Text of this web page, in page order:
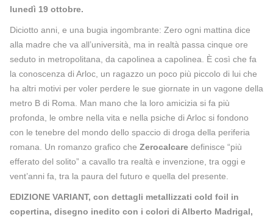
lunedì 19 ottobre.
Diciotto anni, e una bugia ingombrante: Zero ogni mattina dice
alla madre che va all’università, ma in realtà passa cinque ore
seduto in metropolitana, da capolinea a capolinea. È così che fa
la conoscenza di Arloc, un ragazzo un poco più piccolo di lui che
ha altri motivi per voler perdere le sue giornate in un vagone della
metro B di Roma. Man mano che la loro amicizia si fa più
profonda, le ombre nella vita e nella psiche di Arloc si fondono
con le tenebre del mondo dello spaccio di droga della periferia
romana. Un romanzo grafico che Zerocalcare definisce “più
efferato del solito” a cavallo tra realtà e invenzione, tra oggi e
vent’anni fa, tra la paura del futuro e quella del presente.
EDIZIONE VARIANT, con dettagli metallizzati cold foil in
copertina, disegno inedito con i colori di Alberto Madrigal,